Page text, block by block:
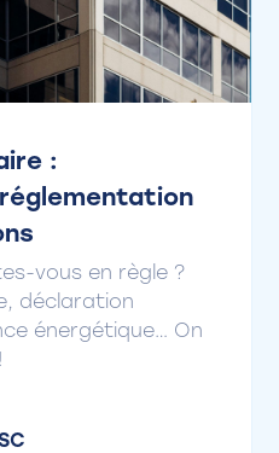
:
vous en règle ?
déclaration
énergétique… On